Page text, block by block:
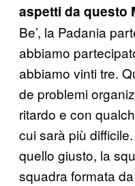
aspetti da questo
Be’, la Padania
abbiamo
abbiamo vinti tre.
de problemi
ritardo e con
cui sarà più
quello giusto, la
squadra formata